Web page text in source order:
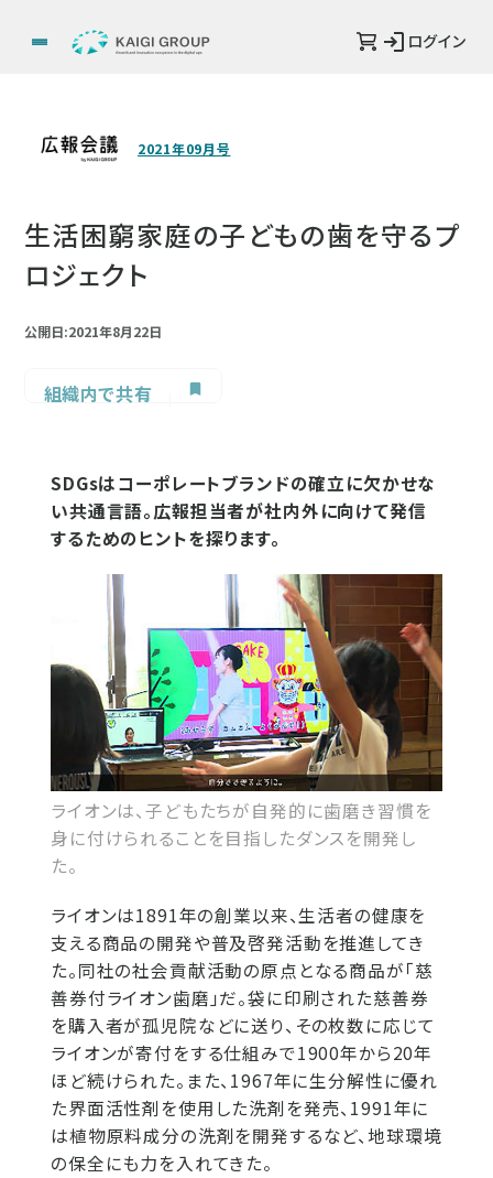
ログイン
2021年09月号
生活困窮家庭の子どもの歯を守るプ
ロジェクト
公開日:2021年8月22日
組織内で共有
SDGsはコーポレートブランドの確立に欠かせな
い共通言語。広報担当者が社内外に向けて発信
するためのヒントを探ります。
ライオンは、子どもたちが自発的に歯磨き習慣を
身に付けられることを目指したダンスを開発し
た。
ライオンは1891年の創業以来、生活者の健康を
支える商品の開発や普及啓発活動を推進してき
た。同社の社会貢献活動の原点となる商品が「慈
善券付ライオン歯磨」だ。袋に印刷された慈善券
を購入者が孤児院などに送り、その枚数に応じて
ライオンが寄付をする仕組みで1900年から20年
ほど続けられた。また、1967年に生分解性に優れ
た界面活性剤を使用した洗剤を発売、1991年に
は植物原料成分の洗剤を開発するなど、地球環境
の保全にも力を入れてきた。